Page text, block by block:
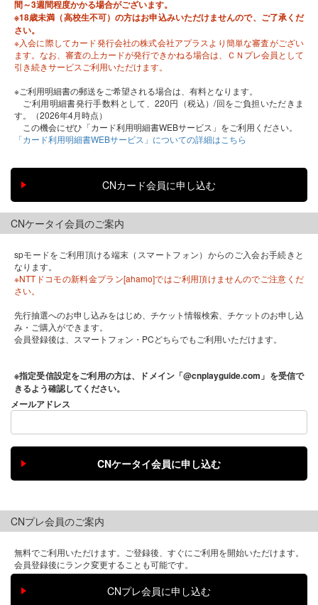
間～3週間程度かかる場合がございます。
※18歳未満（高校生不可）の方はお申込みいただけませんので、ご了承くだ
さい。
※入会に際してカード発行会社の株式会社アプラスより簡単な審査がござい
ます。なお、審査の上カードが発行できかねる場合は、ＣＮプレ会員として
引き続きサービスご利用いただけます。
※ご利用明細書の郵送をご希望される場合は、有料となります。
ご利用明細書発行手数料として、220円（税込）/回をご負担いただきま
す。（2026年4月時点）
この機会にぜひ「カード利用明細書WEBサービス」をご利用ください。
「カード利用明細書WEBサービス」についての詳細はこちら
CNケータイ会員のご案内
spモードをご利用頂ける端末（スマートフォン）からのご入会お手続きと
なります。
※NTTドコモの新料金プラン[ahamo]ではご利用頂けませんのでご注意くだ
さい。
先行抽選へのお申し込みをはじめ、チケット情報検索、チケットのお申し込
み・ご購入ができます。
会員登録後は、スマートフォン・PCどちらでもご利用いただけます。
※指定受信設定をご利用の方は、ドメイン「@cnplayguide.com」を受信で
きるよう確認してください。
メールアドレス
CNプレ会員のご案内
無料でご利用いただけます。ご登録後、すぐにご利用を開始いただけます。
会員登録後にランク変更することも可能です。